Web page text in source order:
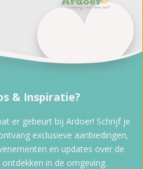
& Inspiratie?
er gebeurt bij Ardoer! Schrijf je
exclusieve aanbiedingen,
en updates over de
in de omgeving.